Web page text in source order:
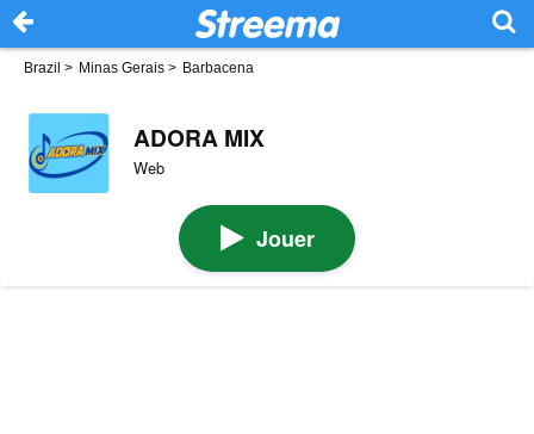
Brazil > Minas Gerais > Barbacena
ADORA MIX
Web
Jouer